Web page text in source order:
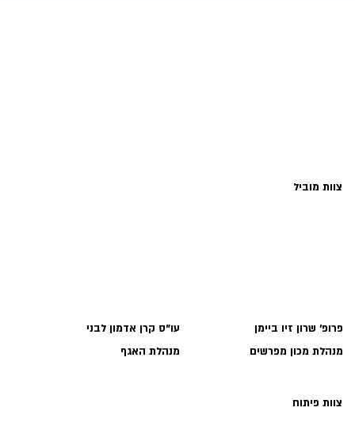
עו"ס קרן אדמון לבני
מנהלת האגף
פרופ׳ שרון זיו ביימן
מנהלת מכון מפרשים
צוות מוביל
צוות פיתוח